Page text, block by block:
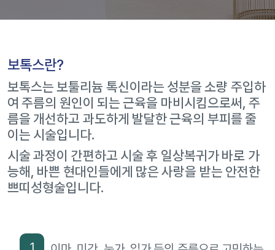
보톡스란?
보톡스는 보툴리늄 톡신이라는 성분을 소량 주입하
여 주름의 원인이 되는 근육을 마비시킴으로써, 주
름을 개선하고 과도하게 발달한 근육의 부피를 줄
이는 시술입니다.
시술 과정이 간편하고 시술 후 일상복귀가 바로 가
능해, 바쁜 현대인들에게 많은 사랑을 받는 안전한
쁘띠성형술입니다.
1